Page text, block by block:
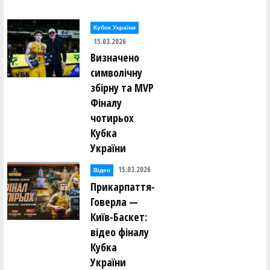
Кубок України
15.03.2026
Визначено
символічну
збірну та MVP
Фіналу
чотирьох
Кубка
України
Відео 15.03.2026
Прикарпаття-
Говерла —
Київ-Баскет:
відео фіналу
Кубка
України